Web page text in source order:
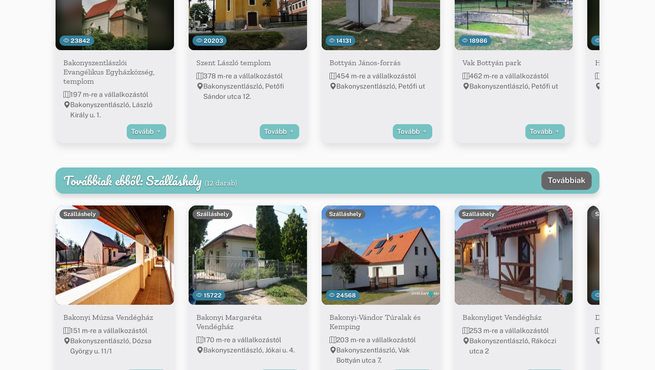
23842
Bakonyszentlászlói
Evangélikus Egyházközség,
templom
197 m-re a vállalkozástól
Bakonyszentlászló, László
Király u. 1.
Tovább
20203
Szent László templom
378 m-re a vállalkozástól
Bakonyszentlászló, Petőfi
Sándor utca 12.
Tovább
14131
Bottyán János-forrás
454 m-re a vállalkozástól
Bakonyszentlászló, Petőfi ut
Tovább
18986
Vak Bottyán park
462 m-re a vállalkozástól
Bakonyszentlászló, Petőfi ut
Tovább
Hódos-éri
Továbbiak ebből: Szálláshely (12 darab) Továbbiak
Szálláshely
Bakonyi Múzsa Vendégház
151 m-re a vállalkozástól
Bakonyszentlászló, Dózsa
György u. 11/1
15722
Szálláshely
Bakonyi Margaréta
Vendégház
170 m-re a vállalkozástól
Bakonyszentlászló, Jókai u. 4.
24568
Szálláshely
Bakonyi-Vándor Túralak és
Kemping
203 m-re a vállalkozástól
Bakonyszentlászló, Vak
Bottyán utca 7.
Szálláshely
Bakonyliget Vendégház
253 m-re a vállalkozástól
Bakonyszentlászló, Rákóczi
utca 2
Szálláshely
Detti Vendégház